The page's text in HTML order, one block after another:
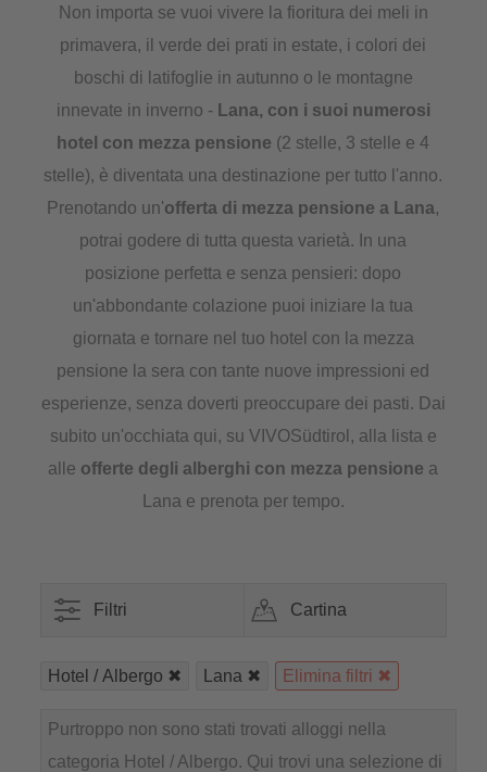
Non importa se vuoi vivere la fioritura dei meli in
primavera, il verde dei prati in estate, i colori dei
boschi di latifoglie in autunno o le montagne
innevate in inverno - Lana, con i suoi numerosi
hotel con mezza pensione (2 stelle, 3 stelle e 4
stelle), è diventata una destinazione per tutto l'anno.
Prenotando un'offerta di mezza pensione a Lana,
potrai godere di tutta questa varietà. In una
posizione perfetta e senza pensieri: dopo
un'abbondante colazione puoi iniziare la tua
giornata e tornare nel tuo hotel con la mezza
pensione la sera con tante nuove impressioni ed
esperienze, senza doverti preoccupare dei pasti. Dai
subito un'occhiata qui, su VIVOSüdtirol, alla lista e
alle offerte degli alberghi con mezza pensione a
Lana e prenota per tempo.
Filtri Cartina
Hotel / Albergo Lana Elimina filtri
Purtroppo non sono stati trovati alloggi nella
categoria Hotel / Albergo. Qui trovi una selezione di